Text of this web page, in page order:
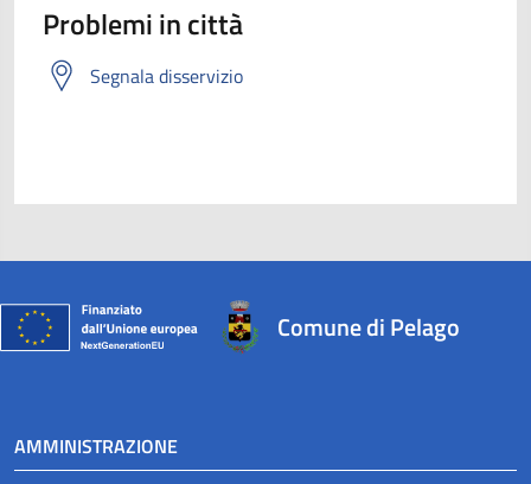
Problemi in città
Segnala disservizio
Comune di Pelago
AMMINISTRAZIONE